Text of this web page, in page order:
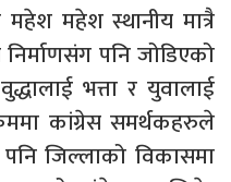
महेश स्थानीय मात्रै
पनि जोडिएको
भत्ता र युवालाई
कांग्रेस समर्थकहरुले
जिल्लाको विकासमा